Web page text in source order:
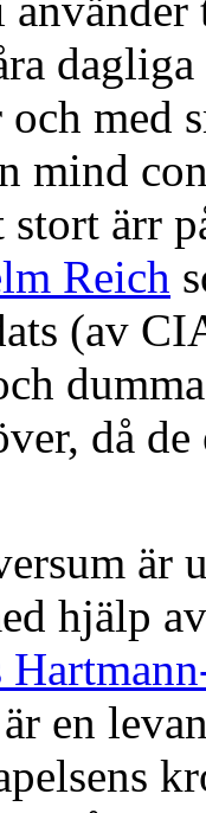
med
mind
stort ärr
Reich
(av
då
är
hjälp
en